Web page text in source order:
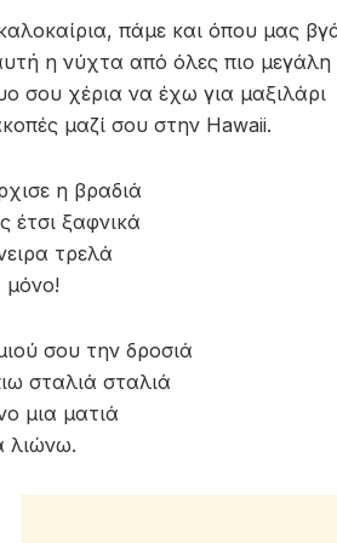
πάμε και όπου μας
η νύχτα από όλες πιο μεγάλη
σου χέρια να έχω για μαξιλάρι
μαζί σου στην Hawaii.
η βραδιά
έτσι ξαφνικά
τρελά
μόνο!
σου την δροσιά
σταλιά σταλιά
μια ματιά
λιώνω.